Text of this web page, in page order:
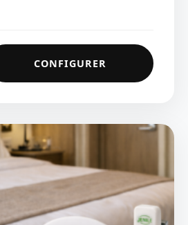
CONFIGURER